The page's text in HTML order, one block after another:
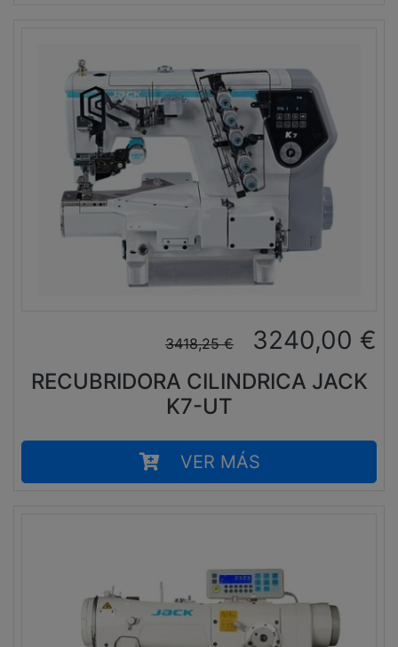
3418,25 € 3240,00 €
RECUBRIDORA CILINDRICA JACK
K7-UT
VER MÁS